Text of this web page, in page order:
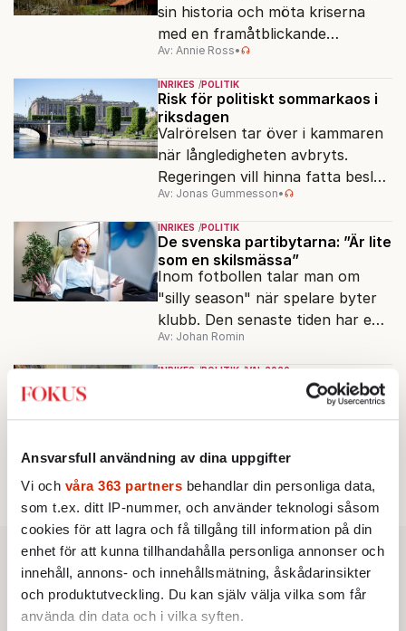
Ansvarsfull användning av dina uppgifter
Vi och våra 363 partners behandlar din personliga data,
som t.ex. ditt IP-nummer, och använder teknologi såsom
cookies för att lagra och få tillgång till information på din
enhet för att kunna tillhandahålla personliga annonser och
innehåll, annons- och innehållsmätning, åskådarinsikter
och produktutveckling. Du kan själv välja vilka som får
använda din data och i vilka syften.
sin historia och möta kriserna
med en framåtblickande
strukturpolitik för att göra
Sverige långsiktigt hållbart,
jämlikt och kriståligt.
Av: Annie Ross•
INRIKES POLITIK
Risk för politiskt sommarkaos i
riksdagen
Valrörelsen tar över i kammaren
när långledigheten avbryts.
Regeringen vill hinna fatta beslut
före valet – men oppositionen
ser sin chans att pressa
Tidösidan.
Av: Jonas Gummesson•
INRIKES POLITIK
De svenska partibytarna: ”Är lite
som en skilsmässa”
Inom fotbollen talar man om
"silly season" när spelare byter
klubb. Den senaste tiden har en
rad svenska politiker bytt parti –
men varför, och vad skiljer
partiernas interna kulturer åt?
Av: Johan Romin
INRIKES POLITIK VAL 2026
PISA släpps fem dagar före
För första gången offentliggörs
före ett svenskt riksdagsval.
Resultatet kan ge skolfrågan ny
kraft under valrörelsens sista
dagar.
Av: Cecilia Garme